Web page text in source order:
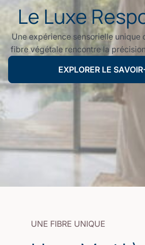
Le Luxe
Une expérience sensorielle unique
fibre végétale rencontre la
EXPLORER LE
UNE FIBRE UNIQUE